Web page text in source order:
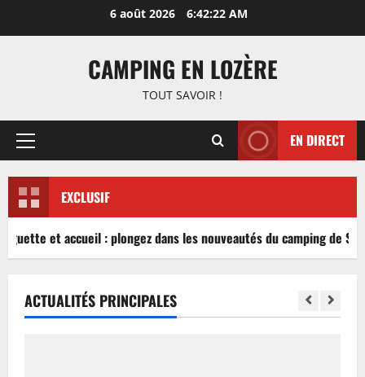
6 août 2026 6:42:22 AM
CAMPING EN LOZÈRE
TOUT SAVOIR !
Menu
EN DIRECT
EXCLUSIF
et accueil : plongez dans les nouveautés du camping de
ACTUALITÉS PRINCIPALES